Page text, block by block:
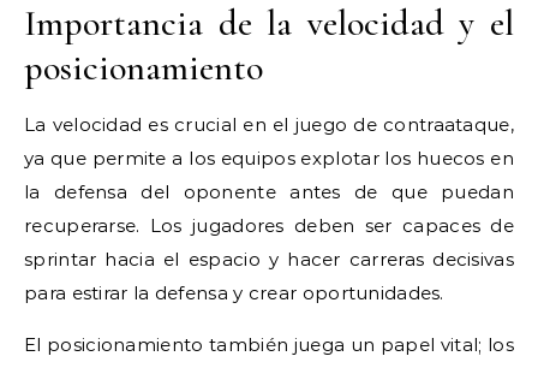
Importancia de la velocidad y el
posicionamiento
La velocidad es crucial en el juego de contraataque,
ya que permite a los equipos explotar los huecos en
la defensa del oponente antes de que puedan
recuperarse. Los jugadores deben ser capaces de
sprintar hacia el espacio y hacer carreras decisivas
para estirar la defensa y crear oportunidades.
El posicionamiento también juega un papel vital; los